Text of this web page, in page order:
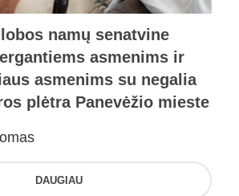
namų senatvine
asmenims ir
asmenims su negalia
plėtra Panevėžio mieste
DAUGIAU